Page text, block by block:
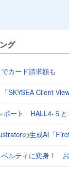
グ
カード請求額も
」新CMで「AI労務改善」をアピール 働き
ポート HALL4-５と
Firefly」がクレジット制を導入し有料プ
ティに変身！ お正月特別